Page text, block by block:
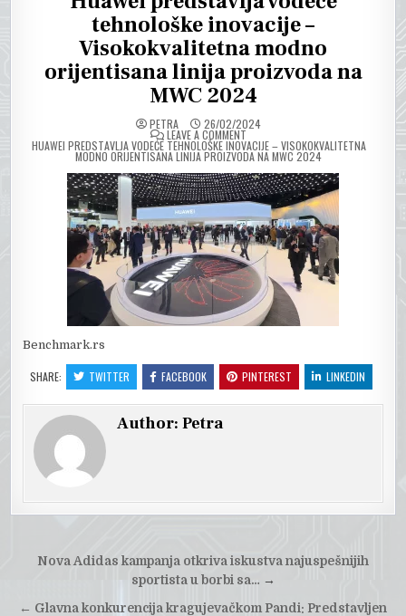
tehnološke inovacije –
Visokokvalitetna modno
orijentisana linija proizvoda na
MWC 2024
PETRA 26/02/2024
LEAVE A COMMENTON
HUAWEI PREDSTAVLJA VODEĆE TEHNOLOŠKE INOVACIJE – VISOKOKVALITETNA
MODNO ORIJENTISANA LINIJA PROIZVODA NA MWC 2024
Benchmark.rs
SHARE: TWITTER FACEBOOK PINTEREST LINKEDIN
Author:Petra
Post
navigation
Nova Adidas kampanja otkriva iskustva najuspešnijih
sportista u borbi sa… →
← Glavna konkurencija kragujevačkom Pandi: Predstavljen